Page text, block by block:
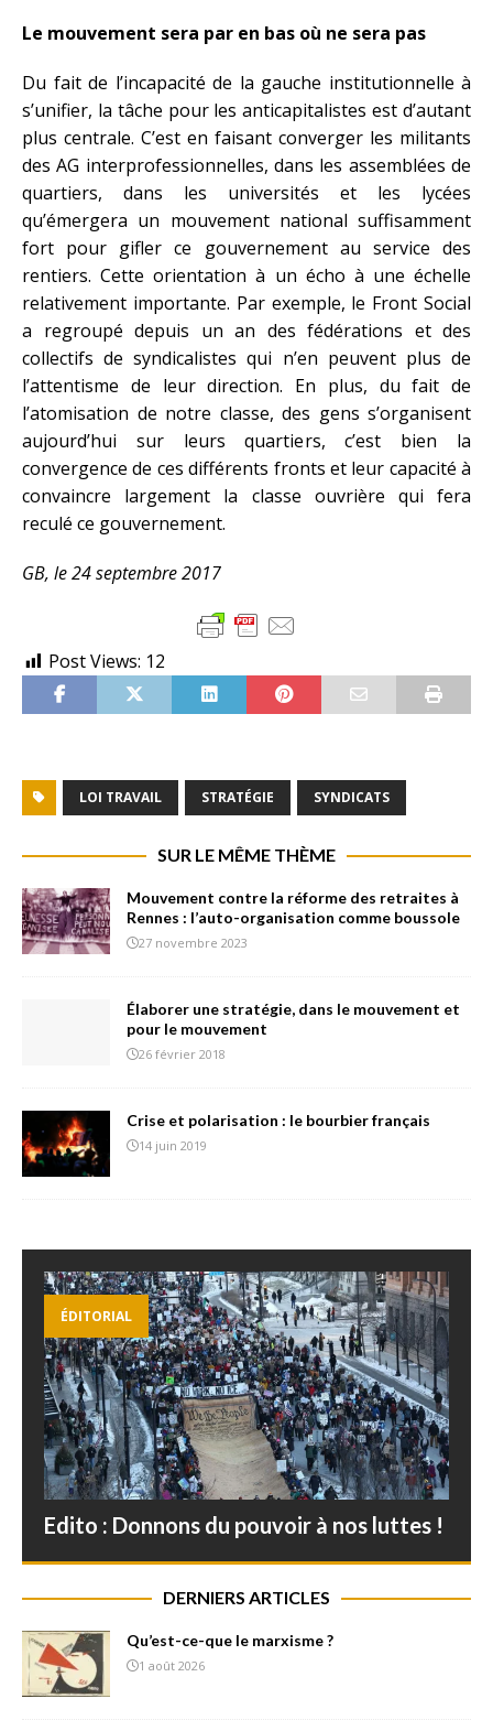
Le mouvement sera par en bas où ne sera pas
Du fait de l’incapacité de la gauche institutionnelle à
s’unifier, la tâche pour les anticapitalistes est d’autant
plus centrale. C’est en faisant converger les militants
des AG interprofessionnelles, dans les assemblées de
quartiers, dans les universités et les lycées
qu’émergera un mouvement national suffisamment
fort pour gifler ce gouvernement au service des
rentiers. Cette orientation à un écho à une échelle
relativement importante. Par exemple, le Front Social
a regroupé depuis un an des fédérations et des
collectifs de syndicalistes qui n’en peuvent plus de
l’attentisme de leur direction. En plus, du fait de
l’atomisation de notre classe, des gens s’organisent
aujourd’hui sur leurs quartiers, c’est bien la
convergence de ces différents fronts et leur capacité à
convaincre largement la classe ouvrière qui fera
reculé ce gouvernement.
GB, le 24 septembre 2017
Post Views: 12
LOI TRAVAIL STRATÉGIE SYNDICATS
SUR LE MÊME THÈME
Mouvement contre la réforme des retraites à
Rennes : l’auto-organisation comme boussole
27 novembre 2023
Élaborer une stratégie, dans le mouvement et
pour le mouvement
26 février 2018
Crise et polarisation : le bourbier français
14 juin 2019
ÉDITORIAL
Edito : Donnons du pouvoir à nos luttes !
DERNIERS ARTICLES
Qu’est-ce-que le marxisme ?
1 août 2026